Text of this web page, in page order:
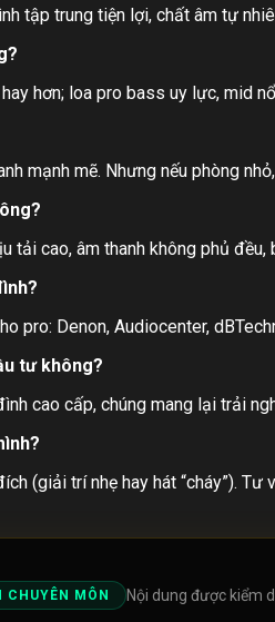
tập trung tiện lợi, chất âm tự
hơn; loa pro bass uy lực, mid
mạnh mẽ. Nhưng nếu phòng
tải cao, âm thanh không phủ
pro: Denon, Audiocenter,
tư không?
cao cấp, chúng mang lại trải
(giải trí nhẹ hay hát “cháy”).
MÔN
Nội dung được kiểm